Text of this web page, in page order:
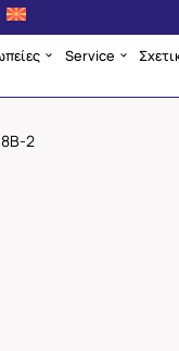
Service
2